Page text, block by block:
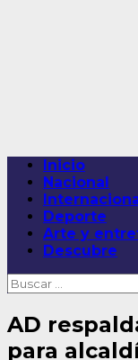
Menú
principal
Inicio
Nacional
Deporte
Arte y
Descubre
Buscar:
AD
para